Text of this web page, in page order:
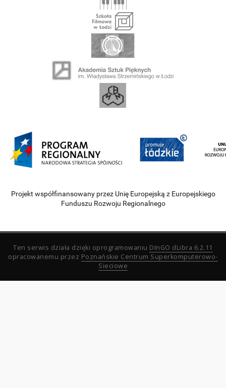
Projekt współfinansowany przez Unię Europejską z Europejskiego
Funduszu Rozwoju Regionalnego
Ten serwis działa dzięki oprogramowaniu DInGO dLibra 6.2.11
opracowanemu przez Poznańskie Centrum Superkomputerowo-
Sieciowe